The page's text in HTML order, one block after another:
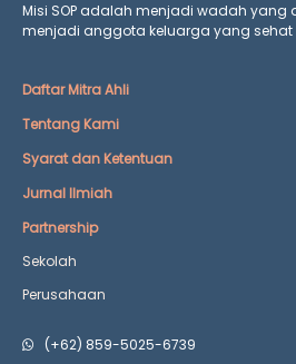
Misi SOP adalah menjadi wadah yang
menjadi anggota keluarga yang sehat
Daftar Mitra Ahli
Tentang Kami
Syarat dan Ketentuan
Jurnal Ilmiah
Partnership
Sekolah
Perusahaan
(+62) 859-5025-6739